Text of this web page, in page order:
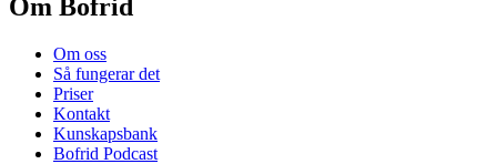
Om Bofrid
Om oss
Så fungerar det
Priser
Kontakt
Kunskapsbank
Bofrid Podcast